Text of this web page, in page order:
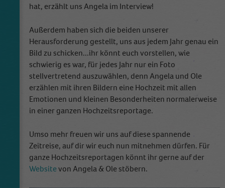
hat, erzählt uns Angela im Interview!
Außerdem haben sich die beiden unserer
Herausforderung gestellt, uns aus jedem Jahr genau ein
Bild zu schicken...ihr könnt euch vorstellen, wie
schwierig es war, für jedes Jahr nur ein Foto
stellvertretend auszuwählen, denn Angela und Ole
erzählen mit ihren Bildern eine Hochzeit mit allen
Emotionen und kleinen Besonderheiten normalerweise
in einer ganzen Hochzeitsreportage.
Umso mehr freuen wir uns auf diese spannende
Zeitreise, auf dir wir euch nun mitnehmen dürfen. Für
ganze Hochzeitsreportagen könnt ihr gerne auf der
Websitevon Angela & Ole stöbern.